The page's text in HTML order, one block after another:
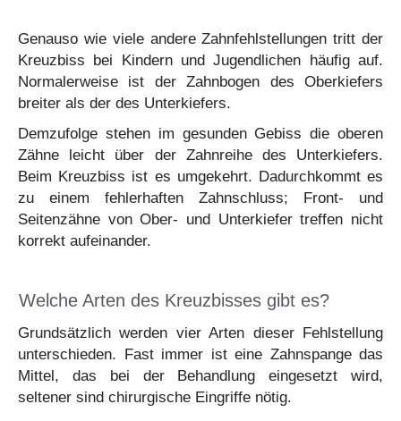
Genauso wie viele andere Zahnfehlstellungen tritt der
Kreuzbiss bei Kindern und Jugendlichen häufig auf.
Normalerweise ist der Zahnbogen des Oberkiefers
breiter als der des Unterkiefers.
Demzufolge stehen im gesunden Gebiss die oberen
Zähne leicht über der Zahnreihe des Unterkiefers.
Beim Kreuzbiss ist es umgekehrt. Dadurchkommt es
zu einem fehlerhaften Zahnschluss; Front- und
Seitenzähne von Ober- und Unterkiefer treffen nicht
korrekt aufeinander.
Welche Arten des Kreuzbisses gibt es?
Grundsätzlich werden vier Arten dieser Fehlstellung
unterschieden. Fast immer ist eine Zahnspange das
Mittel, das bei der Behandlung eingesetzt wird,
seltener sind chirurgische Eingriffe nötig.